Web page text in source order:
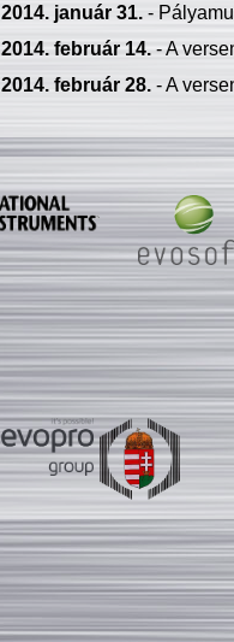
2014. január 31.-
2014. február 14.- A
2014. február 28.- A